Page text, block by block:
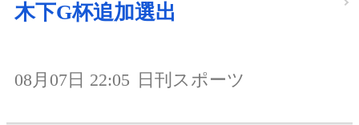
木下G杯追加選出
08月07日 22:05 日刊スポーツ